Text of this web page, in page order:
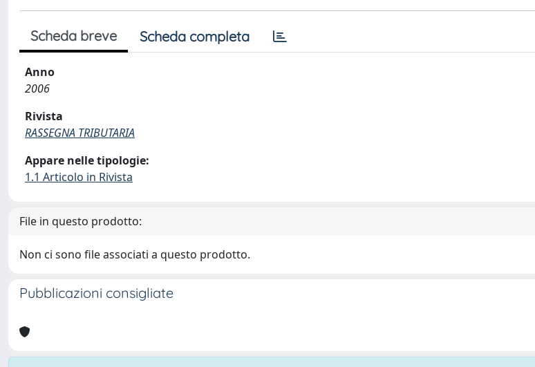
Scheda breve Scheda completa
Anno
2006
Rivista
RASSEGNA TRIBUTARIA
Appare nelle tipologie:
1.1 Articolo in Rivista
File in questo prodotto:
Non ci sono file associati a questo prodotto.
Pubblicazioni consigliate